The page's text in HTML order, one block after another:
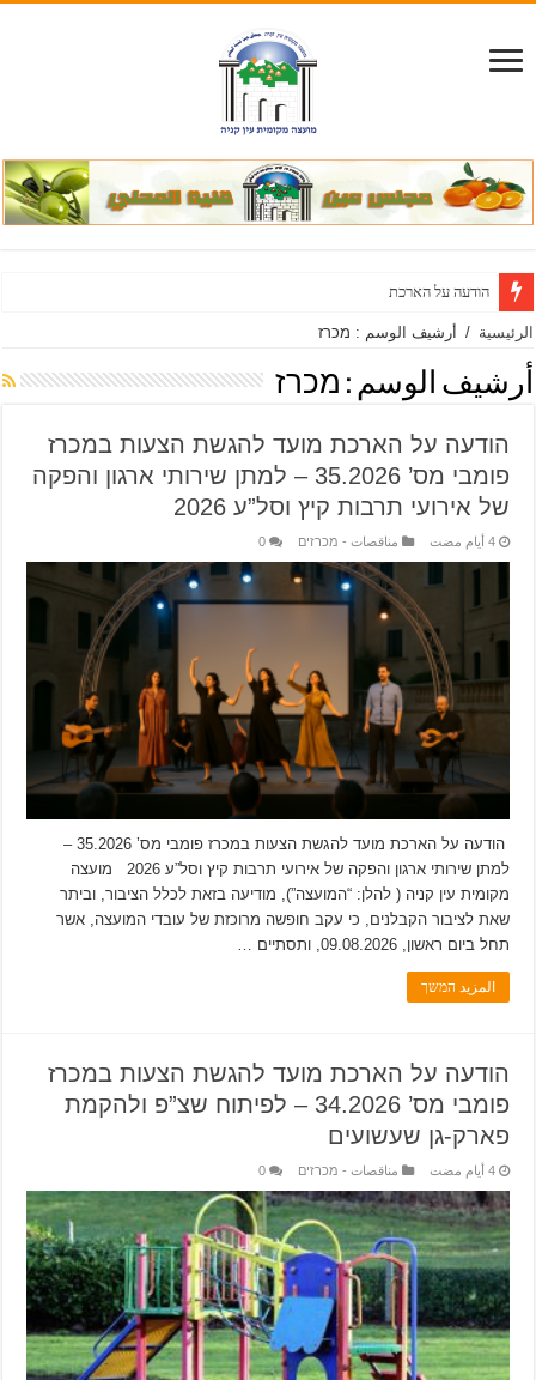
הודעה על הארכת מועד להגשת הצעות והוספת דרישות במכר
الرئيسية / أرشيف الوسم : מכרז
أرشيف الوسم : מכרז
הודעה על הארכת מועד להגשת הצעות במכרז
פומבי מס’ 35.2026 – למתן שירותי ארגון והפקה
של אירועי תרבות קיץ וסל”ע 2026
‏4 أيام مضت مناقصات - מכרזים 0
הודעה על הארכת מועד להגשת הצעות במכרז פומבי מס’ 35.2026 –
למתן שירותי ארגון והפקה של אירועי תרבות קיץ וסל”ע 2026 מועצה
מקומית עין קניה ( להלן: “המועצה”), מודיעה בזאת לכלל הציבור, וביתר
שאת לציבור הקבלנים, כי עקב חופשה מרוכזת של עובדי המועצה, אשר
תחל ביום ראשון, 09.08.2026, ותסתיים …
المزيد המשך
הודעה על הארכת מועד להגשת הצעות במכרז
פומבי מס’ 34.2026 – לפיתוח שצ”פ ולהקמת
פארק-גן שעשועים
‏4 أيام مضت مناقصات - מכרזים 0